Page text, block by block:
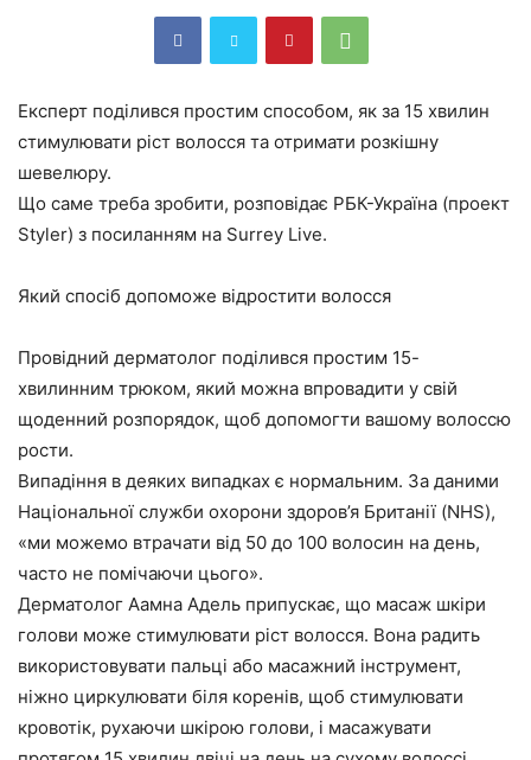
Експерт поділився простим способом, як за 15 хвилин
стимулювати ріст волосся та отримати розкішну
шевелюру.
Що саме треба зробити, розповідає РБК-Україна (проект
Styler) з посиланням на Surrey Live.
Який спосіб допоможе відростити волосся
Провідний дерматолог поділився простим 15-
хвилинним трюком, який можна впровадити у свій
щоденний розпорядок, щоб допомогти вашому волоссю
рости.
Випадіння в деяких випадках є нормальним. За даними
Національної служби охорони здоров’я Британії (NHS),
«ми можемо втрачати від 50 до 100 волосин на день,
часто не помічаючи цього».
Дерматолог Аамна Адель припускає, що масаж шкіри
голови може стимулювати ріст волосся. Вона радить
використовувати пальці або масажний інструмент,
ніжно циркулювати біля коренів, щоб стимулювати
кровотік, рухаючи шкірою голови, і масажувати